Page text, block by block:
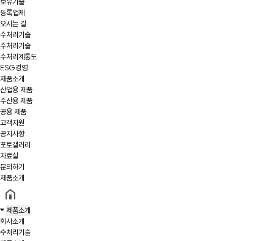
등록업체
오시는 길
수처리기술
수처리기술
수처리계통도
ESG경영
제품소개
산업용 제품
수산용 제품
공용 제품
고객지원
공지사항
포토갤러리
자료실
문의하기
제품소개
제품소개
회사소개
수처리기술